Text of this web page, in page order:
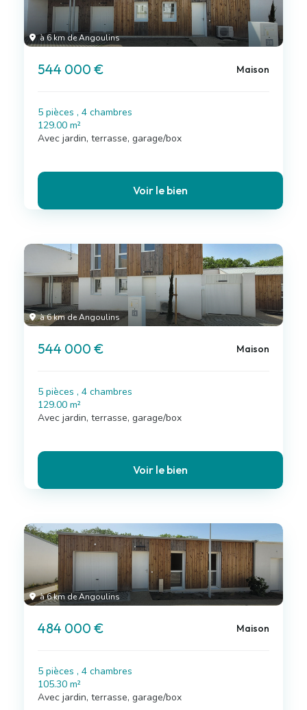
à 6 km de Angoulins
544 000 € Maison
5 pièces , 4 chambres
129.00 m²
Avec jardin, terrasse, garage/box
Voir le bien
à 6 km de Angoulins
544 000 € Maison
5 pièces , 4 chambres
129.00 m²
Avec jardin, terrasse, garage/box
Voir le bien
à 6 km de Angoulins
484 000 € Maison
5 pièces , 4 chambres
105.30 m²
Avec jardin, terrasse, garage/box